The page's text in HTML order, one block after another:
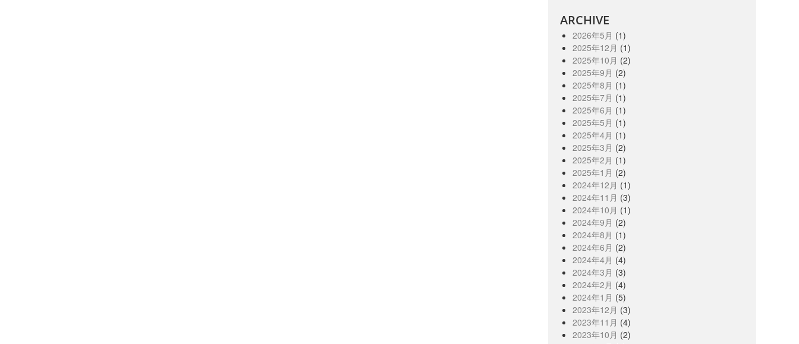
ARCHIVE
2026年5月 (1)
2025年12月 (1)
2025年10月 (2)
2025年9月 (2)
2025年8月 (1)
2025年7月 (1)
2025年6月 (1)
2025年5月 (1)
2025年4月 (1)
2025年3月 (2)
2025年2月 (1)
2025年1月 (2)
2024年12月 (1)
2024年11月 (3)
2024年10月 (1)
2024年9月 (2)
2024年8月 (1)
2024年6月 (2)
2024年4月 (4)
2024年3月 (3)
2024年2月 (4)
2024年1月 (5)
2023年12月 (3)
2023年11月 (4)
2023年10月 (2)